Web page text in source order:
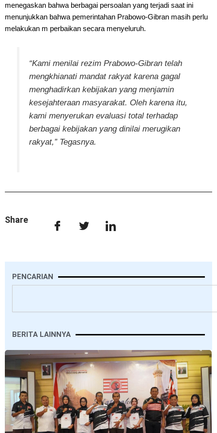
menegaskan bahwa berbagai persoalan yang terjadi saat ini
menunjukkan bahwa pemerintahan Prabowo-Gibran masih perlu
melakukan m perbaikan secara menyeluruh.
“Kami menilai rezim Prabowo-Gibran telah
mengkhianati mandat rakyat karena gagal
menghadirkan kebijakan yang menjamin
kesejahteraan masyarakat. Oleh karena itu,
kami menyerukan evaluasi total terhadap
berbagai kebijakan yang dinilai merugikan
rakyat,” Tegasnya.
Share
PENCARIAN
BERITA LAINNYA